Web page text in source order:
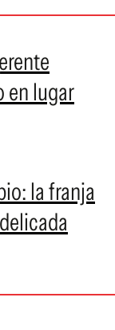
en lugar
la franja